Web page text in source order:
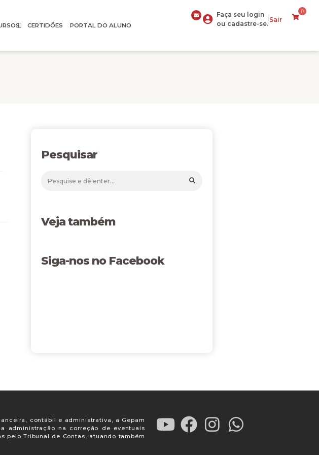
CERTIDÕES PORTAL DO ALUNO
Faça seu login
ou cadastre-se.
Sair
0
Pesquisar
Veja também
Siga-nos no Facebook
contábil e administrativa, a Gepam
administração na correção de eventuais
pelo Tribunal de Contas, atuando também